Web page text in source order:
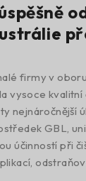
firmy v
vysoce kvalitní
nejnáročnější
GBL,
účinností při